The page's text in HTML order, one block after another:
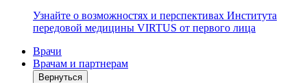
Узнайте о возможностях и перспективах Института
передовой медицины VIRTUS от первого лица
Врачи
Врачам и партнерам
Вернуться